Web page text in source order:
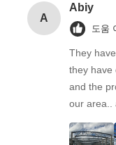
A
Abiy
도움
They
they have
and the
our area..
39;ll
next